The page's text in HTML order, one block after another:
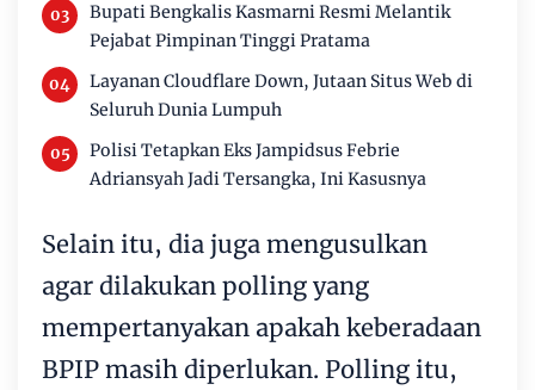
Bupati Bengkalis Kasmarni Resmi Melantik
Pejabat Pimpinan Tinggi Pratama
Layanan Cloudflare Down, Jutaan Situs Web di
Seluruh Dunia Lumpuh
Polisi Tetapkan Eks Jampidsus Febrie
Adriansyah Jadi Tersangka, Ini Kasusnya
Selain itu, dia juga mengusulkan
agar dilakukan polling yang
mempertanyakan apakah keberadaan
BPIP masih diperlukan. Polling itu,